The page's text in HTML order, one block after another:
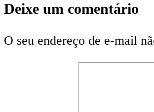
Deixe um comentário
O seu endereço de e-mail